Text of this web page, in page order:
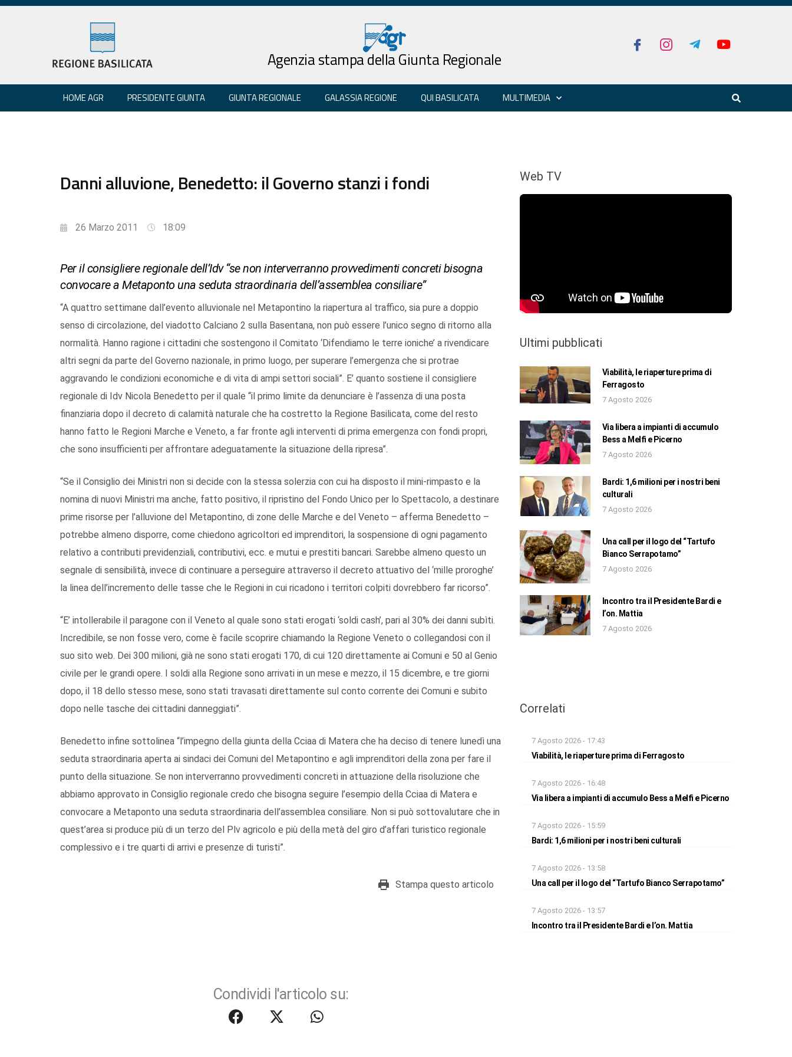
Agenzia stampa della Giunta Regionale
HOME AGR PRESIDENTE GIUNTA GIUNTA REGIONALE GALASSIA REGIONE QUI BASILICATA MULTIMEDIA
Danni alluvione, Benedetto: il Governo stanzi i fondi
26 Marzo 2011 18:09
Per il consigliere regionale dell’Idv “se non interverranno provvedimenti concreti bisogna
convocare a Metaponto una seduta straordinaria dell’assemblea consiliare”
“A quattro settimane dall’evento alluvionale nel Metapontino la riapertura al traffico, sia pure a doppio
senso di circolazione, del viadotto Calciano 2 sulla Basentana, non può essere l’unico segno di ritorno alla
normalità. Hanno ragione i cittadini che sostengono il Comitato ‘Difendiamo le terre ioniche’ a rivendicare
altri segni da parte del Governo nazionale, in primo luogo, per superare l’emergenza che si protrae
aggravando le condizioni economiche e di vita di ampi settori sociali”. E’ quanto sostiene il consigliere
regionale di Idv Nicola Benedetto per il quale “il primo limite da denunciare è l’assenza di una posta
finanziaria dopo il decreto di calamità naturale che ha costretto la Regione Basilicata, come del resto
hanno fatto le Regioni Marche e Veneto, a far fronte agli interventi di prima emergenza con fondi propri,
che sono insufficienti per affrontare adeguatamente la situazione della ripresa”.
“Se il Consiglio dei Ministri non si decide con la stessa solerzia con cui ha disposto il mini-rimpasto e la
nomina di nuovi Ministri ma anche, fatto positivo, il ripristino del Fondo Unico per lo Spettacolo, a destinare
prime risorse per l’alluvione del Metapontino, di zone delle Marche e del Veneto – afferma Benedetto –
potrebbe almeno disporre, come chiedono agricoltori ed imprenditori, la sospensione di ogni pagamento
relativo a contributi previdenziali, contributivi, ecc. e mutui e prestiti bancari. Sarebbe almeno questo un
segnale di sensibilità, invece di continuare a perseguire attraverso il decreto attuativo del ‘mille proroghe’
la linea dell’incremento delle tasse che le Regioni in cui ricadono i territori colpiti dovrebbero far ricorso”.
“E’ intollerabile il paragone con il Veneto al quale sono stati erogati ‘soldi cash’, pari al 30% dei danni subìti.
Incredibile, se non fosse vero, come è facile scoprire chiamando la Regione Veneto o collegandosi con il
suo sito web. Dei 300 milioni, già ne sono stati erogati 170, di cui 120 direttamente ai Comuni e 50 al Genio
civile per le grandi opere. I soldi alla Regione sono arrivati in un mese e mezzo, il 15 dicembre, e tre giorni
dopo, il 18 dello stesso mese, sono stati travasati direttamente sul conto corrente dei Comuni e subito
dopo nelle tasche dei cittadini danneggiati”.
Benedetto infine sottolinea “l’impegno della giunta della Cciaa di Matera che ha deciso di tenere lunedì una
seduta straordinaria aperta ai sindaci dei Comuni del Metapontino e agli imprenditori della zona per fare il
punto della situazione. Se non interverranno provvedimenti concreti in attuazione della risoluzione che
abbiamo approvato in Consiglio regionale credo che bisogna seguire l’esempio della Cciaa di Matera e
convocare a Metaponto una seduta straordinaria dell’assemblea consiliare. Non si può sottovalutare che in
quest’area si produce più di un terzo del Plv agricolo e più della metà del giro d’affari turistico regionale
complessivo e i tre quarti di arrivi e presenze di turisti”.
Stampa questo articolo
Condividi l'articolo su:
Web TV
Ultimi pubblicati
Viabilità, le riaperture prima di
Ferragosto
7 Agosto 2026
Via libera a impianti di accumulo
Bess a Melfi e Picerno
7 Agosto 2026
Bardi: 1,6 milioni per i nostri beni
culturali
7 Agosto 2026
Una call per il logo del “Tartufo
Bianco Serrapotamo”
7 Agosto 2026
Incontro tra il Presidente Bardi e
l’on. Mattia
7 Agosto 2026
Correlati
7 Agosto 2026 - 17:43
Viabilità, le riaperture prima di Ferragosto
7 Agosto 2026 - 16:48
Via libera a impianti di accumulo Bess a Melfi e Picerno
7 Agosto 2026 - 15:59
Bardi: 1,6 milioni per i nostri beni culturali
7 Agosto 2026 - 13:58
Una call per il logo del “Tartufo Bianco Serrapotamo”
7 Agosto 2026 - 13:57
Incontro tra il Presidente Bardi e l’on. Mattia